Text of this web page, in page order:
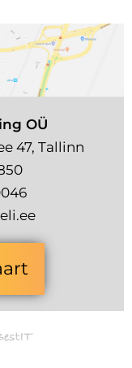
OÜ
47, Tallinn